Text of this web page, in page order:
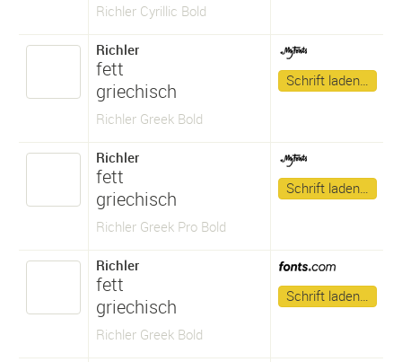
Richler Cyrillic Bold
Richler
fett
griechisch
Richler Greek Bold
Schrift laden…
Richler
fett
griechisch
Richler Greek Pro Bold
Schrift laden…
Richler
fett
griechisch
Richler Greek Bold
Schrift laden…